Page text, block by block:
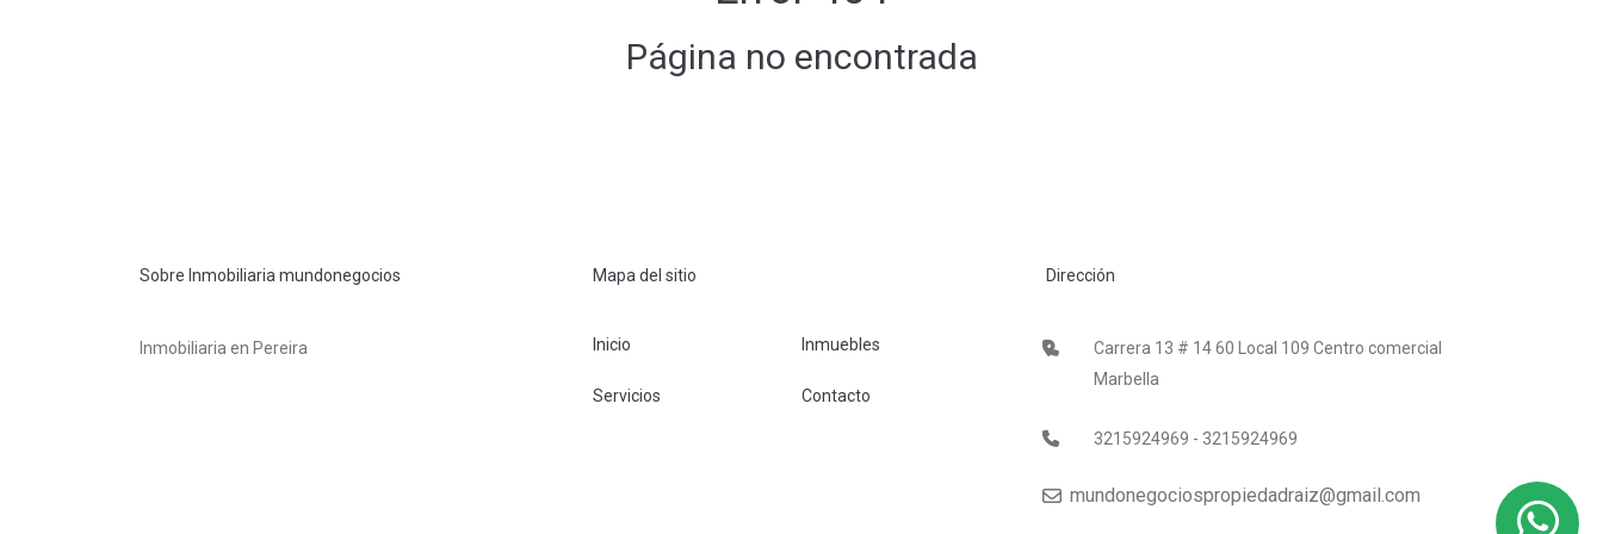
Página no encontrada
Sobre Inmobiliaria mundonegocios
Inmobiliaria en Pereira
Mapa del sitio
Inicio Inmuebles
Servicios Contacto
Dirección
Carrera 13 # 14 60 Local 109 Centro comercial
Marbella
3215924969 - 3215924969
mundonegociospropiedadraiz@gmail.com